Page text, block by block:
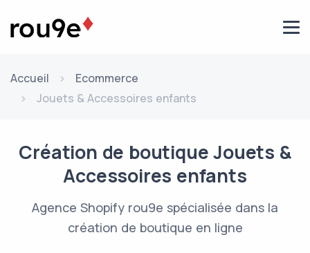
Accueil
Ecommerce
Jouets & Accessoires enfants
Création de boutique Jouets &
Accessoires enfants
Agence Shopify rou9e spécialisée dans la
création de boutique en ligne